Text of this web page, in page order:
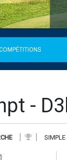
-
SIMPLE